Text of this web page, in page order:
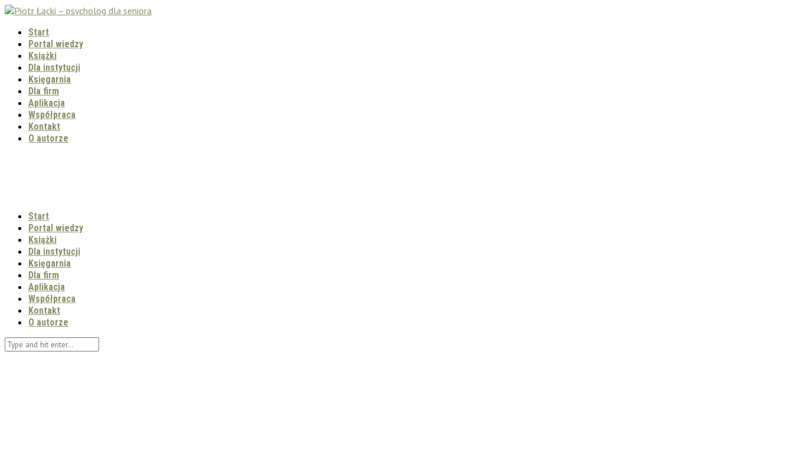
Start
Portal wiedzy
Książki
Dla instytucji
Księgarnia
Dla firm
Aplikacja
Współpraca
Kontakt
O autorze
Start
Portal wiedzy
Książki
Dla instytucji
Księgarnia
Dla firm
Aplikacja
Współpraca
Kontakt
O autorze